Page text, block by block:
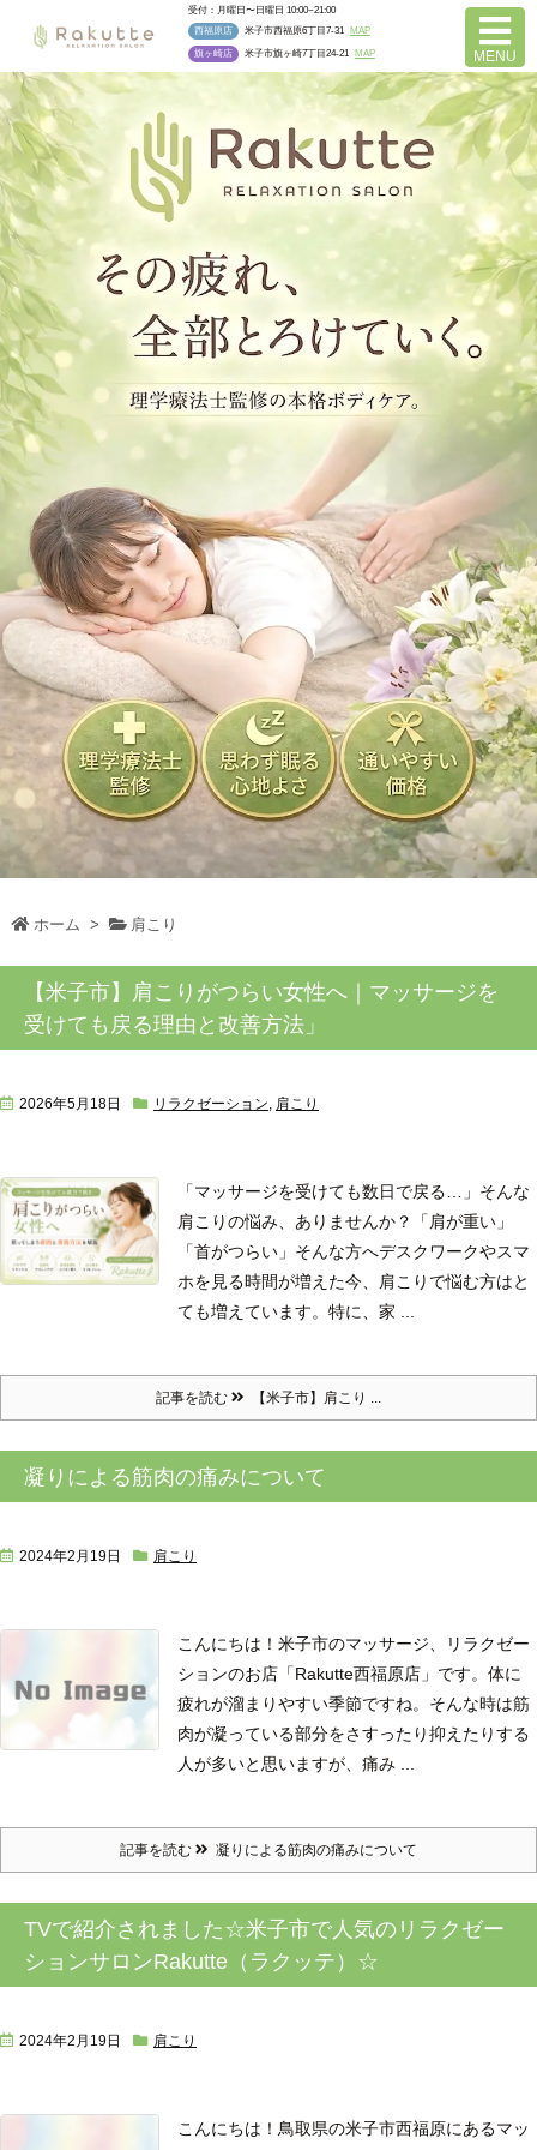
受付：月曜日〜日曜日 10:00~21:00
西福原店
米子市西福原6丁目7-31 MAP
旗ヶ崎店 米子市旗ヶ崎7丁目24-21 MAP MENU
ホーム > 肩こり
【米子市】肩こりがつらい女性へ｜マッサージを
受けても戻る理由と改善方法」
2026年5月18日 リラクゼーション, 肩こり
「マッサージを受けても数日で戻る…」 そんな
肩こりの悩み、ありませんか？
「肩が重い」
「首がつらい」そんな方へデスクワークやスマ
ホを見る時間が増えた今、肩こりで悩む方はと
ても増えています。特に、家 ...
記事を読む 【米子市】肩こり ...
凝りによる筋肉の痛みについて
2024年2月19日 肩こり
こんにちは！米子市のマッサージ、リラクゼー
ションのお店「Rakutte西福原店」です。体に
疲れが溜まりやすい季節ですね。 そんな時は筋
肉が凝っている部分をさすったり抑えたりする
人が多いと思いますが、痛み ...
記事を読む 凝りによる筋肉の痛みについて
TVで紹介されました☆米子市で人気のリラクゼー
ションサロンRakutte（ラクッテ）☆
2024年2月19日 肩こり
こんにちは！鳥取県の米子市西福原にあるマッ